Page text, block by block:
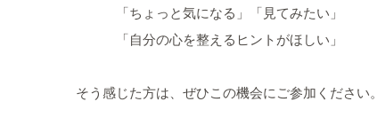
「ちょっと気になる」「見てみたい」
「自分の心を整えるヒントがほしい」
そう感じた方は、ぜひこの機会にご参加ください。